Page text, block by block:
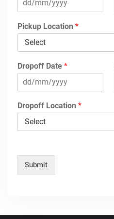
Pickup Location *
Dropoff Date *
Dropoff Location *
Submit